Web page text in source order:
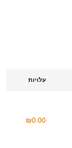
עלויות
₪0.00